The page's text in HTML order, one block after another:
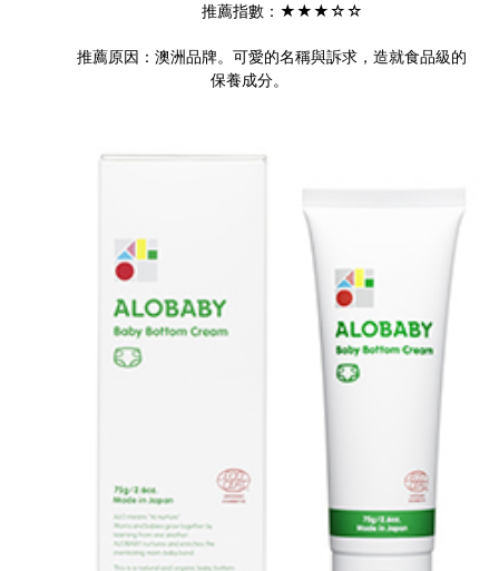
推薦指數：★★★☆☆
推薦原因：澳洲品牌。可愛的名稱與訴求，造就食品級的
保養成分。